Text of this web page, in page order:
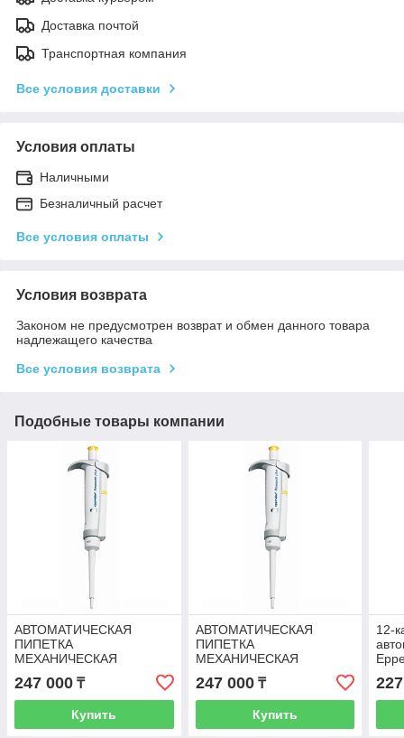
Доставка почтой
Транспортная компания
Все условия доставки
Условия оплаты
Наличными
Безналичный расчет
Все условия оплаты
Условия возврата
Законом не предусмотрен возврат и обмен данного товара
надлежащего качества
Все условия возврата
Подобные товары компании
АВТОМАТИЧЕСКАЯ
ПИПЕТКА
МЕХАНИЧЕСКАЯ
одноканальные
RESEARCH PLUS,
EPPENDORF
переменного объема 10-
100мкл
247 000 ₸
Купить
АВТОМАТИЧЕСКАЯ
ПИПЕТКА
МЕХАНИЧЕСКАЯ
одноканальные
RESEARCH PLUS,
EPPENDORF
переменного объема 2-
20мкл
247 000₸
Купить
12-